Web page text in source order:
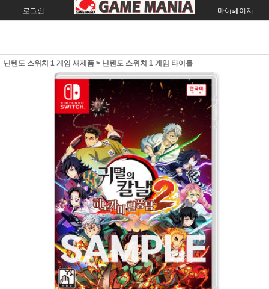
로그인 회원가입 주문조회 마이페이지
닌텐도 스위치 1 게임 새제품 > 닌텐도 스위치 1 게임 타이틀